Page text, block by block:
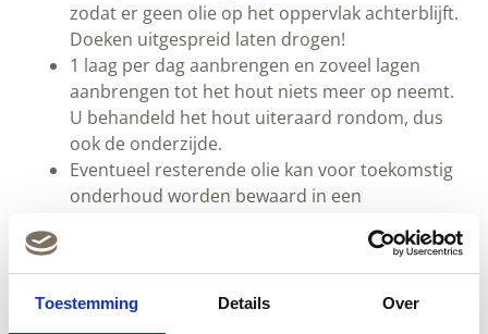
Toestemming Details Over
zodat er geen olie op het oppervlak achterblijft.
Doeken uitgespreid laten drogen!
1 laag per dag aanbrengen en zoveel lagen
aanbrengen tot het hout niets meer op neemt.
U behandeld het hout uiteraard rondom, dus
ook de onderzijde.
Eventueel resterende olie kan voor toekomstig
onderhoud worden bewaard in een
Door het oppervlak schoon te maken met
Lijnoliezeepverlengt u de levensduur van de
olie-afwerking.